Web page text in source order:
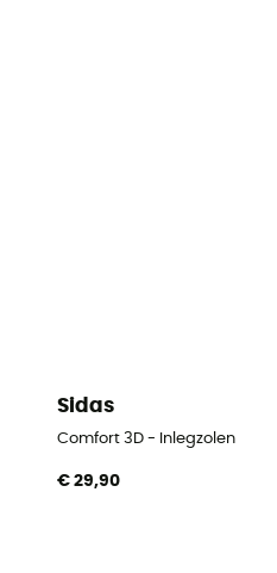
Sidas
Comfort 3D - Inlegzolen
€ 29,90